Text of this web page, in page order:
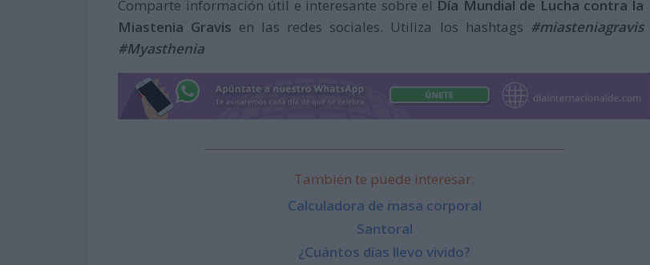
Comparte información útil e interesante sobre el Día Mundial de Lucha contra la
Miastenia Gravis en las redes sociales. Utiliza los hashtags #miasteniagravis
#Myasthenia
También te puede interesar:
Calculadora de masa corporal
Santoral
¿Cuántos días llevo vivido?